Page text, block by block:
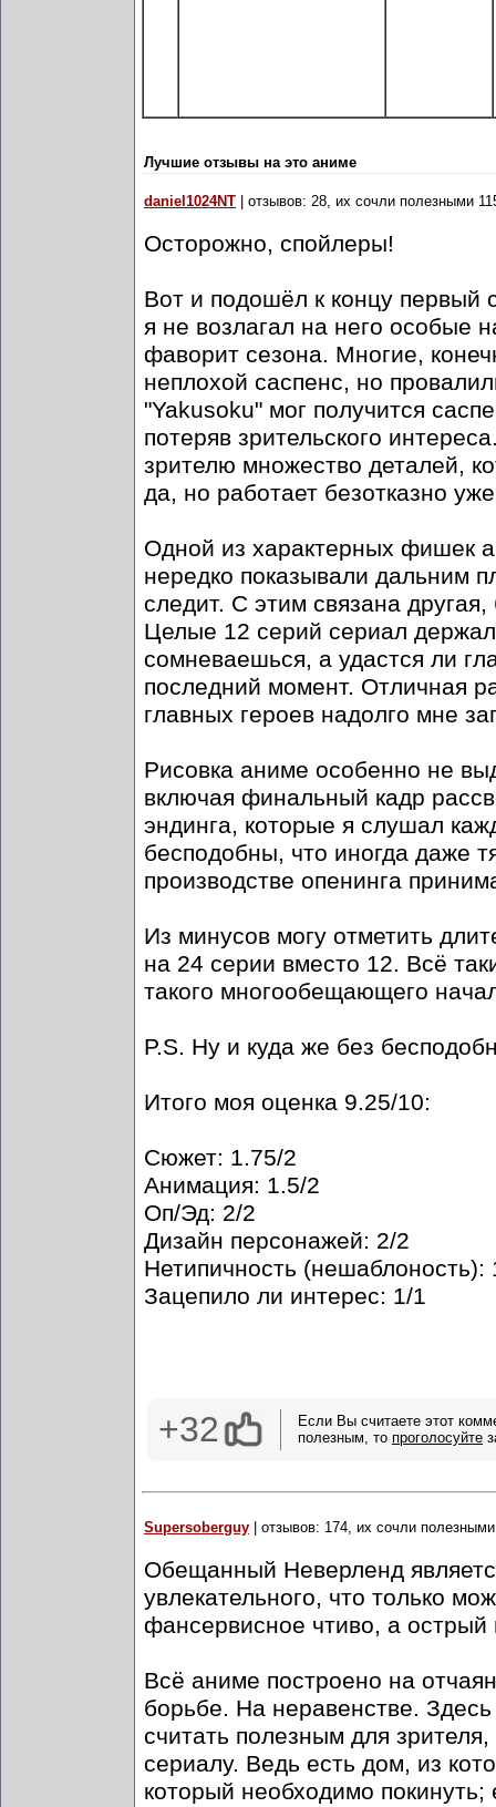
Лучшие отзывы на это аниме
daniel1024NT | отзывов: 28, их сочли полезными
Осторожно, спойлеры!
Вот и подошёл к концу первый
я не возлагал на него особые
фаворит сезона. Многие,
неплохой саспенс, но
"Yakusoku" мог получится
потеряв зрительского
зрителю множество деталей,
да, но работает безотказно
Одной из характерных фишек
нередко показывали дальним
следит. С этим связана
Целые 12 серий сериал
сомневаешься, а удастся ли
последний момент. Отличная
главных героев надолго мне
Рисовка аниме особенно не
включая финальный кадр
эндинга, которые я слушал
бесподобны, что иногда даже
производстве опенинга
Из минусов могу отметить
на 24 серии вместо 12. Всё
такого многообещающего
P.S. Ну и куда же без
Итого моя оценка 9.25/10:
Сюжет: 1.75/2
Анимация: 1.5/2
Оп/Эд: 2/2
Дизайн персонажей: 2/2
Нетипичность (нешаблоность):
Зацепило ли интерес: 1/1
+32
Если Вы считаете этот
полезным, то проголосуйте
Supersoberguy | отзывов: 174, их сочли
Обещанный Неверленд
увлекательного, что только
фансервисное чтиво, а
Всё аниме построено на
борьбе. На неравенстве.
считать полезным для
сериалу. Ведь есть дом, из
который необходимо